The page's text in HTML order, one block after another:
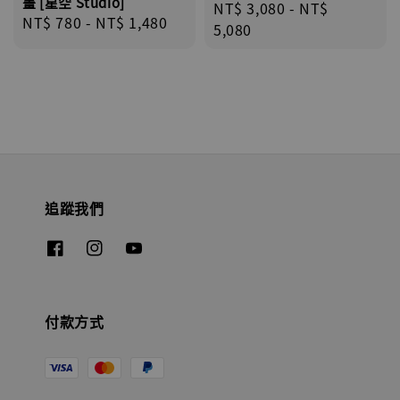
Regular
NT$ 780 - NT$ 1,480
Regular
price
NT$ 3,080 - NT$
5,080
追蹤我們
付款方式